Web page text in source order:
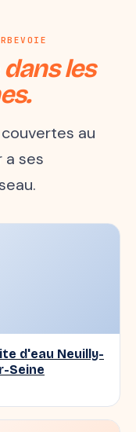
dans les
au
ses
d'eau Neuilly-
Seine